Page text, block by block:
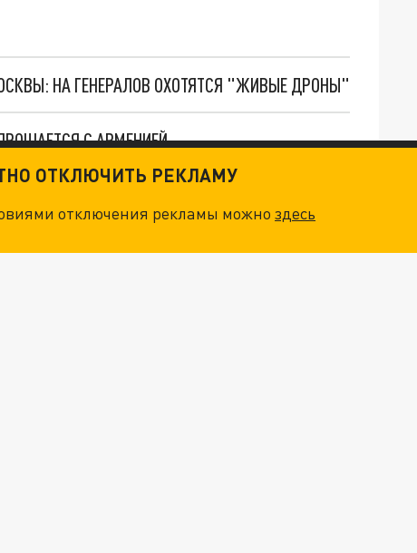
НА ГЕНЕРАЛОВ ОХОТЯТСЯ "ЖИВЫЕ ДРОНЫ"
С АРМЕНИЕЙ
В ПАРЛАМЕНТЕ ОБСУЖДАЮТ НОВЫЙ ПРОЕКТ
ВТОРЫМ ГОСЯЗЫКОМ БУДЕТ ТУРЕЦКИЙ, ИЛИ КАКИЕ ЗАКУЛИСНЫЕ ИГРЫ ВЕДЁТ ПАШИНЯН С АНКАРОЙ И БАКУ
ОТКЛЮЧИТЬ РЕКЛАМУ
отключения рекламы можноздесь